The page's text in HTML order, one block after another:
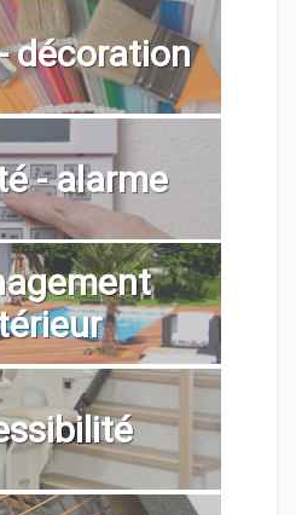
décoration
- alarme